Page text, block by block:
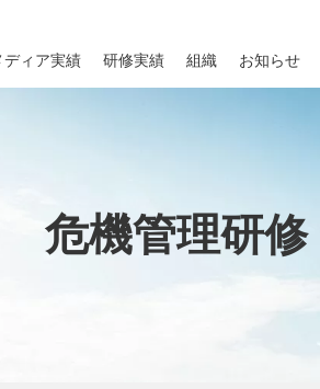
ディア実績 研修実績 組織 お知らせ
危機管理研